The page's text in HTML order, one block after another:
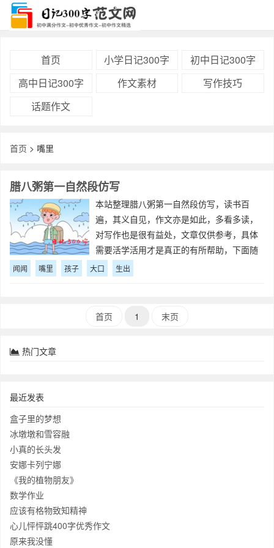
首页 小学日记300字
初中日记300字
高中日记300字
作文素材
写作技巧
话题作文
首页 > 嘴里
腊八粥第一自然段仿写
本站整理腊八粥第一自然段仿写，读书百
遍，其义自见，作文亦是如此，多看多读，
对写作也是很有益处，文章仅供参考，具体
需要活学活用才是真正的有所帮助，下面随
小编一起来看下相关文章腊八粥第一自然段
仿写吧。小练笔作者笔下的腊八粥让人垂涎
你喜
闻闻 嘴里 孩子 大口 生出
首页 1 末页
热门文章
最近发表
盒子里的梦想
冰墩墩和雪容融
小真的长头发
安娜卡列宁娜
《我的植物朋友》
数学作业
应该有格物致知精神
心儿怦怦跳400字优秀作文
原来我没懂